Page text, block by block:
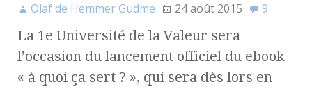
Olaf de Hemmer Gudme 24 août 2015 9
La 1e Université de la Valeur sera
l’occasion du lancement officiel du ebook
« à quoi ça sert ? », qui sera dès lors en